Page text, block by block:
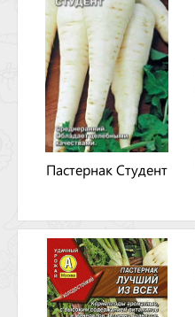
Пастернак Студент